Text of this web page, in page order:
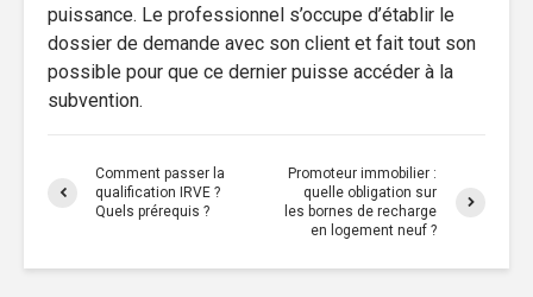
puissance. Le professionnel s’occupe d’établir le
dossier de demande avec son client et fait tout son
possible pour que ce dernier puisse accéder à la
subvention.
Comment passer la
qualification IRVE ?
Quels prérequis ?
Promoteur immobilier :
quelle obligation sur
les bornes de recharge
en logement neuf ?